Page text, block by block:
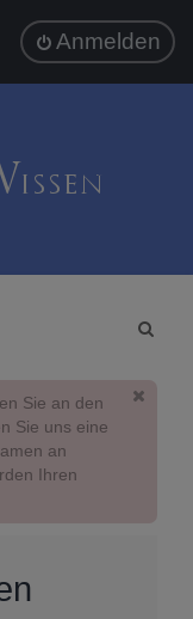
Anmelden
Sie an den
Sie uns eine
an
Ihren